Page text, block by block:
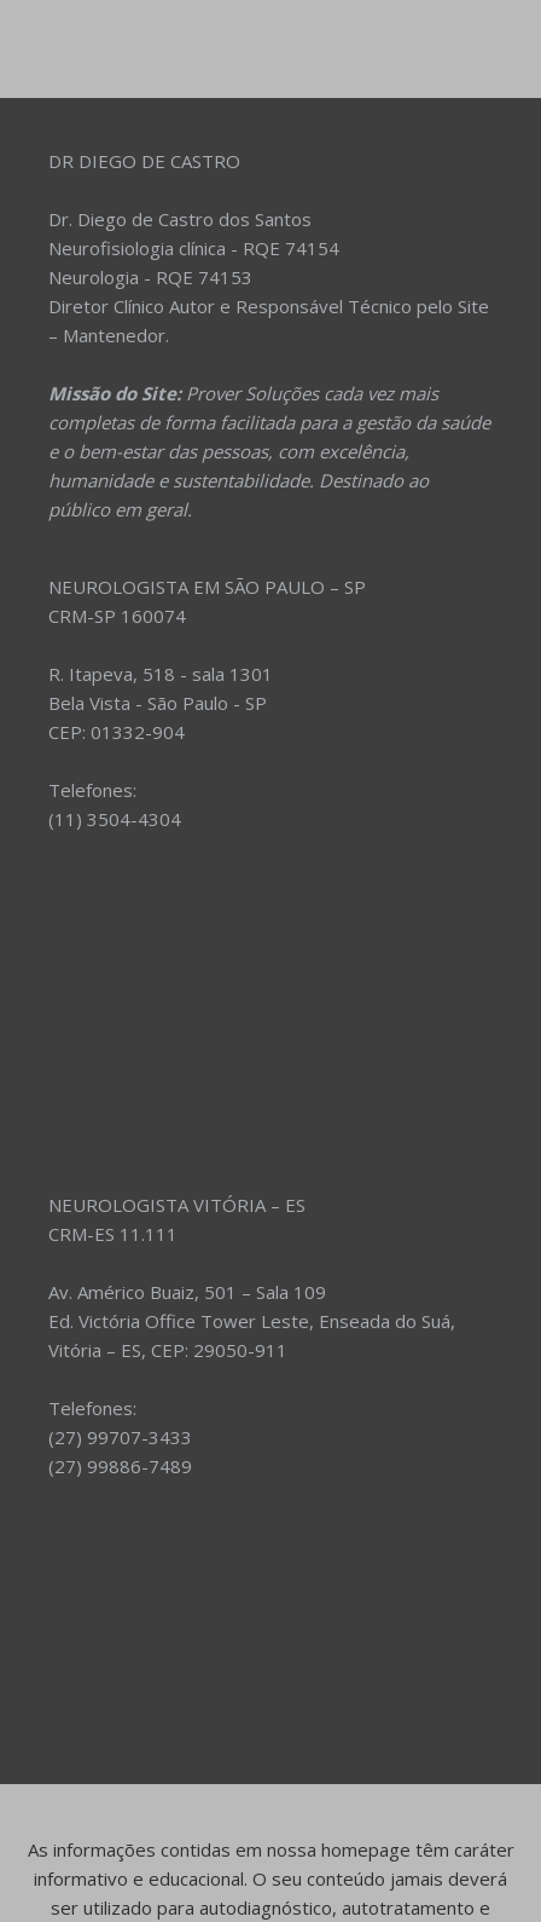
DR DIEGO DE CASTRO
Dr. Diego de Castro dos Santos
Neurofisiologia clínica - RQE 74154
Neurologia - RQE 74153
Diretor Clínico Autor e Responsável Técnico pelo Site
– Mantenedor.
Missão do Site:Prover Soluções cada vez mais
completas de forma facilitada para a gestão da saúde
e o bem-estar das pessoas, com excelência,
humanidade e sustentabilidade. Destinado ao
público em geral.
NEUROLOGISTA EM SÃO PAULO – SP
CRM-SP 160074
R. Itapeva, 518 - sala 1301
Bela Vista - São Paulo - SP
CEP: 01332-904
Telefones:
(11) 3504-4304
NEUROLOGISTA VITÓRIA – ES
CRM-ES 11.111
Av. Américo Buaiz, 501 – Sala 109
Ed. Victória Office Tower Leste, Enseada do Suá,
Vitória – ES, CEP: 29050-911
Telefones:
(27) 99707-3433
(27) 99886-7489
As informações contidas em nossa homepage têm caráter
informativo e educacional. O seu conteúdo jamais deverá
ser utilizado para autodiagnóstico, autotratamento e